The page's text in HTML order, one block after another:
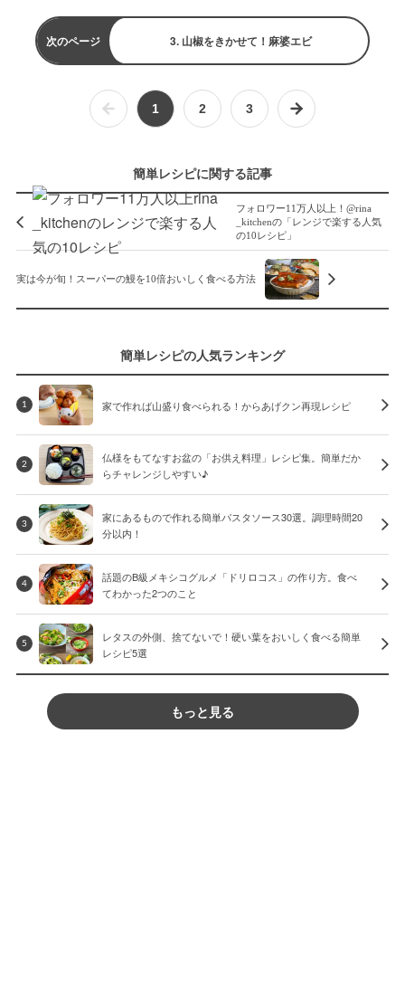
次のページ 3. 山椒をきかせて！麻婆エビ
1 2 3
簡単レシピに関する記事
フォロワー11万人以上！@rina
_kitchenの「レンジで楽する人気
の10レシピ」
実は今が旬！スーパーの鰻を10倍おいしく食べる方法
簡単レシピの人気ランキング
1 家で作れば山盛り食べられる！からあげクン再現レシピ
2
仏様をもてなすお盆の「お供え料理」レシピ集。簡単だか
らチャレンジしやすい♪
3
家にあるもので作れる簡単パスタソース30選。調理時間20
分以内！
4
話題のB級メキシコグルメ「ドリロコス」の作り方。食べ
てわかった2つのこと
5
レタスの外側、捨てないで！硬い葉をおいしく食べる簡単
レシピ5選
もっと見る